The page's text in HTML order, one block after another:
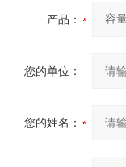
产品：
您的单位：
您的姓名：